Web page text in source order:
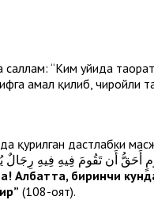
саллам: “Ким уйида
амал қилиб, чиройли
дастлабки
أَن تَقُومَ فِيهِ فِيهِ رِجَالٌ
Албатта, биринчи
(108-оят).